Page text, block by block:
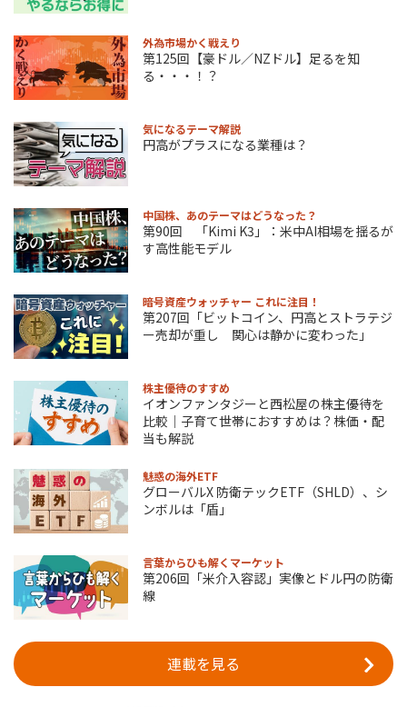
外為市場かく戦えり
第125回【豪ドル／NZドル】足るを知
る・・・！？
気になるテーマ解説
円高がプラスになる業種は？
中国株、あのテーマはどうなった？
第90回 「Kimi K3」：米中AI相場を揺るが
す高性能モデル
暗号資産ウォッチャー これに注目！
第207回「ビットコイン、円高とストラテジ
ー売却が重し 関心は静かに変わった」
株主優待のすすめ
イオンファンタジーと西松屋の株主優待を
比較｜子育て世帯におすすめは？株価・配
当も解説
魅惑の海外ETF
グローバルX 防衛テックETF（SHLD）、シ
ンボルは「盾」
言葉からひも解くマーケット
第206回「米介入容認」実像とドル円の防衛
線
連載を見る